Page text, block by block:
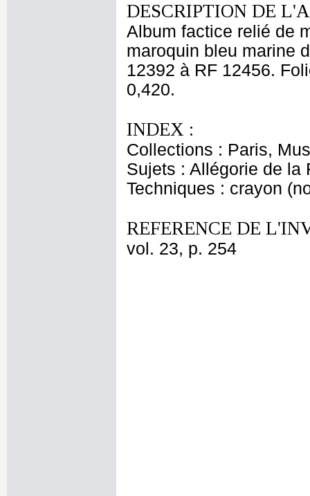
DESCRIPTION DE
Album factice relié de
maroquin bleu marine
12392 à RF 12456.
0,420.
INDEX :
Collections : Paris,
Sujets : Allégorie de la
Techniques : crayon
REFERENCE DE
vol. 23, p. 254